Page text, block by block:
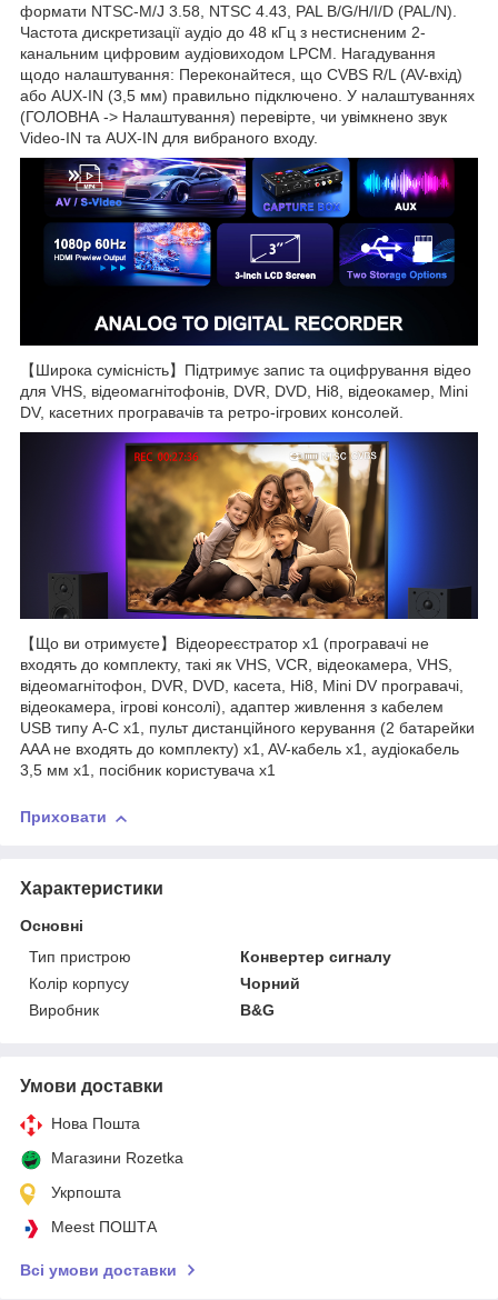
формати NTSC-M/J 3.58, NTSC 4.43, PAL B/G/H/I/D (PAL/N).
Частота дискретизації аудіо до 48 кГц з нестисненим 2-
канальним цифровим аудіовиходом LPCM. Нагадування
щодо налаштування: Переконайтеся, що CVBS R/L (AV-вхід)
або AUX-IN (3,5 мм) правильно підключено. У налаштуваннях
(ГОЛОВНА -> Налаштування) перевірте, чи увімкнено звук
Video-IN та AUX-IN для вибраного входу.
【Широка сумісність】Підтримує запис та оцифрування відео
для VHS, відеомагнітофонів, DVR, DVD, Hi8, відеокамер, Mini
DV, касетних програвачів та ретро-ігрових консолей.
【Що ви отримуєте】Відеореєстратор x1 (програвачі не
входять до комплекту, такі як VHS, VCR, відеокамера, VHS,
відеомагнітофон, DVR, DVD, касета, Hi8, Mini DV програвачі,
відеокамера, ігрові консолі), адаптер живлення з кабелем
USB типу A-C x1, пульт дистанційного керування (2 батарейки
AAA не входять до комплекту) x1, AV-кабель x1, аудіокабель
3,5 мм x1, посібник користувача x1
Приховати
Характеристики
Основні
Тип пристрою
Конвертер сигналу
Колір корпусу
Чорний
Виробник
B&G
Умови доставки
Нова Пошта
Магазини Rozetka
Укрпошта
Meest ПОШТА
Всі умови доставки